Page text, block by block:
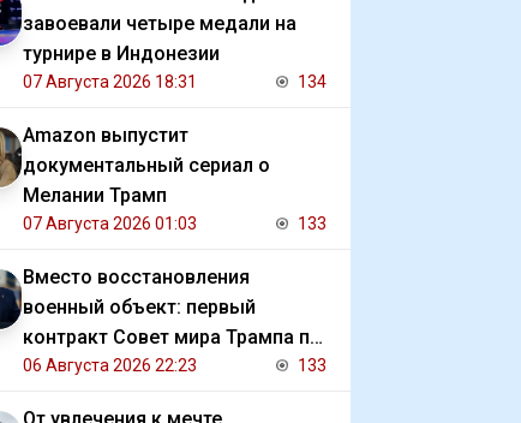
завоевали четыре медали на
турнире в Индонезии
07 Августа 2026 18:31 134
Amazon выпустит
документальный сериал о
Мелании Трамп
07 Августа 2026 01:03 133
Вместо восстановления
военный объект: первый
контракт Совет мира Трампа по
Газе
06 Августа 2026 22:23 133